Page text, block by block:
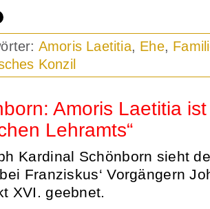
Amoris Laetitia, Ehe,
Konzil
Amoris Laetitia ist
Lehramts“
Kardinal Schönborn sieht
Franziskus‘ Vorgängern
XVI. geebnet.